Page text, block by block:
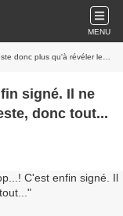
MENU
qu'à révéler le reste, donc tout...
signé. Il ne
donc tout...